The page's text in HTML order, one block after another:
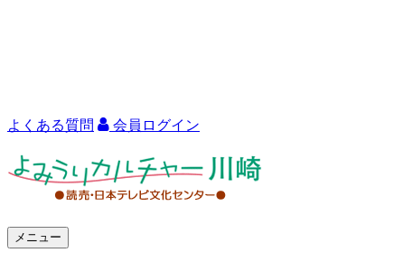
よくある質問 会員ログイン
メニュー